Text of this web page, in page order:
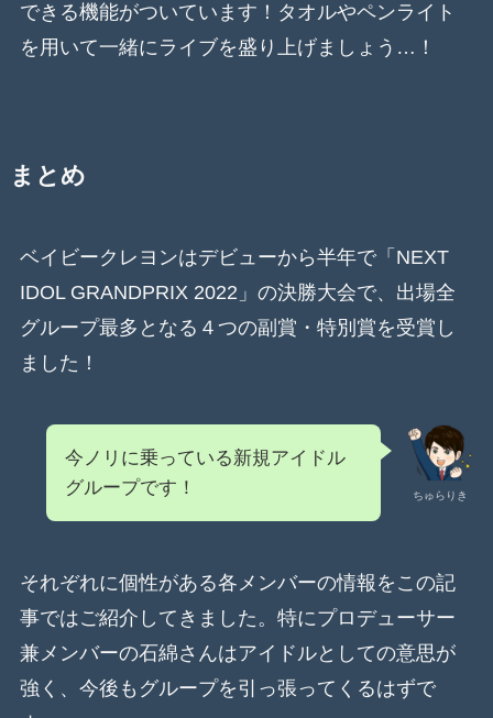
できる機能がついています！タオルやペンライト
を用いて一緒にライブを盛り上げましょう…！
まとめ
ベイビークレヨンはデビューから半年で「NEXT
IDOL GRANDPRIX 2022」の決勝大会で、出場全
グループ最多となる４つの副賞・特別賞を受賞し
ました！
ちゅらりき
今ノリに乗っている新規アイドル
グループです！
それぞれに個性がある各メンバーの情報をこの記
事ではご紹介してきました。特にプロデューサー
兼メンバーの石綿さんはアイドルとしての意思が
強く、今後もグループを引っ張ってくるはずで